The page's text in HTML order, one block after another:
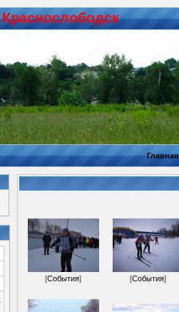
Красноcлободск
Главная
[События] [События]